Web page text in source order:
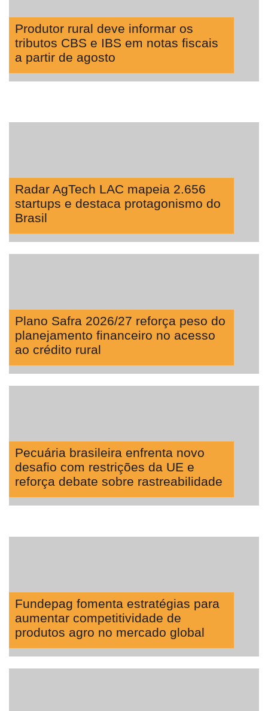
Produtor rural deve informar os
tributos CBS e IBS em notas fiscais
a partir de agosto
Radar AgTech LAC mapeia 2.656
startups e destaca protagonismo do
Brasil
Plano Safra 2026/27 reforça peso do
planejamento financeiro no acesso
ao crédito rural
Pecuária brasileira enfrenta novo
desafio com restrições da UE e
reforça debate sobre rastreabilidade
Fundepag fomenta estratégias para
aumentar competitividade de
produtos agro no mercado global